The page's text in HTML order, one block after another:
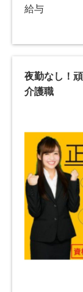
給与
夜勤なし！
介護職